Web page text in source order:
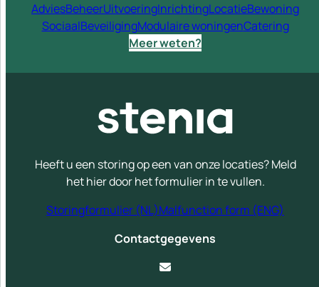
AdviesBeheerUitvoeringInrichtingLocatieBewoning
SociaalBeveiligingModulaire woningenCatering
Meer weten?
Heeft u een storing op een van onze locaties? Meld
het hier door het formulier in te vullen.
Storingformulier (NL)Malfunction form (ENG)
Contactgegevens